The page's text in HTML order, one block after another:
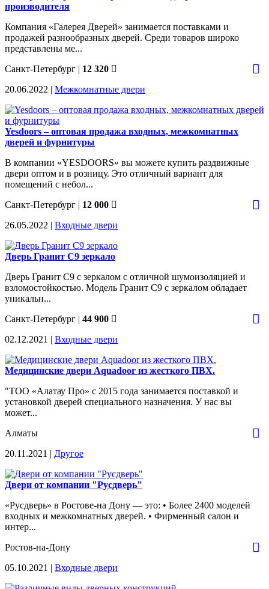
производителя
Компания «Галерея Дверей» занимается поставками и
продажей разнообразных дверей. Среди товаров широко
представлены ме...
Санкт-Петербург | 12 320
20.06.2022 | Межкомнатные двери
Yesdoors – оптовая продажа входных, межкомнатных
дверей и фурнитуры
В компании «YESDOORS» вы можете купить раздвижные
двери оптом и в розницу. Это отличный вариант для
помещений с небол...
Санкт-Петербург | 12 000
26.05.2022 | Входные двери
Дверь Гранит С9 зеркало
Дверь Гранит С9 с зеркалом с отличной шумоизоляцией и
взломостойкостью. Модель Гранит С9 с зеркалом обладает
уникальн...
Санкт-Петербург | 44 900
02.12.2021 | Входные двери
Медицинские двери Aquadoor из жесткого ПВХ.
"ТОО «Алатау Про» с 2015 года занимается поставкой и
установкой дверей специального назначения. У нас вы
может...
Алматы
20.11.2021 | Другое
Двери от компании "Русдверь"
«Русдверь» в Ростове-на Дону — это: • Более 2400 моделей
входных и межкомнатных дверей. • Фирменный салон и
интер...
Ростов-на-Дону
05.10.2021 | Входные двери